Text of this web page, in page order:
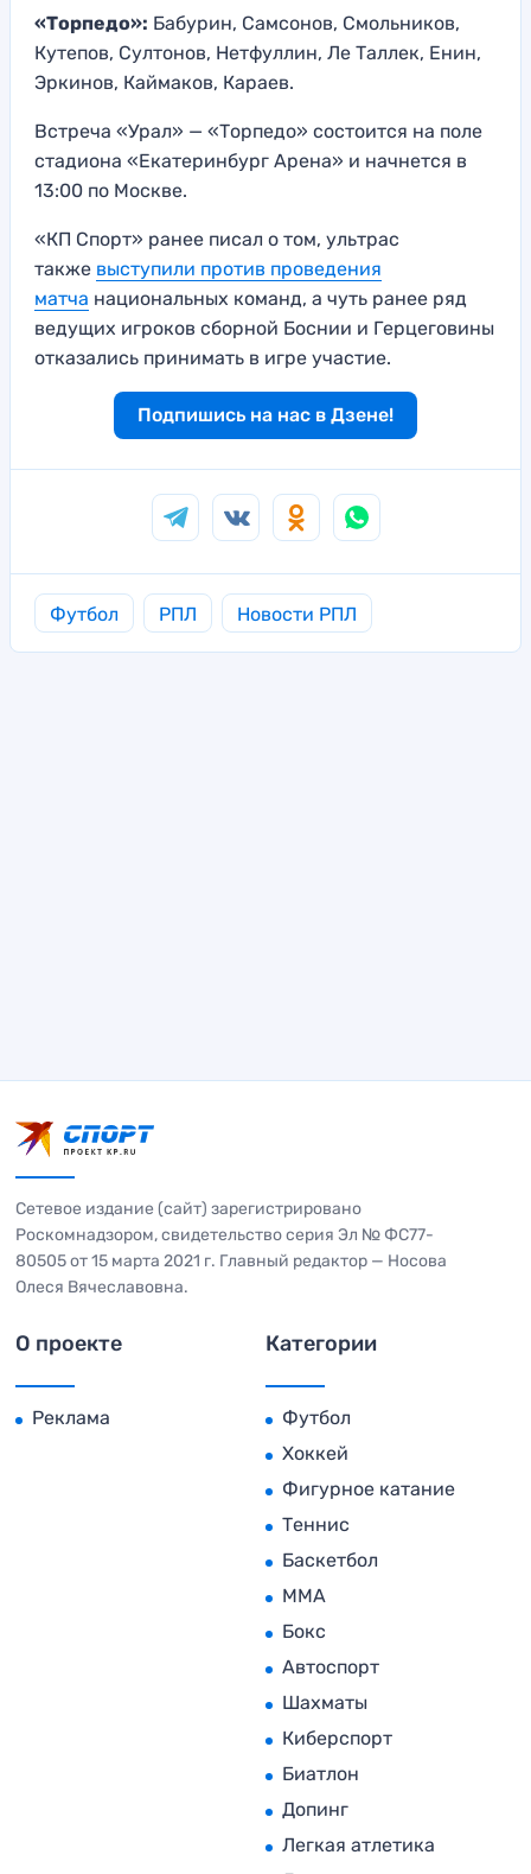
«Торпедо»: Бабурин, Самсонов, Смольников,
Кутепов, Султонов, Нетфуллин, Ле Таллек, Енин,
Эркинов, Каймаков, Караев.
Встреча «Урал» — «Торпедо» состоится на поле
стадиона «Екатеринбург Арена» и начнется в
13:00 по Москве.
«КП Спорт» ранее писал о том, ультрас
также выступили против проведения
матча национальных команд, а чуть ранее ряд
ведущих игроков сборной Боснии и Герцеговины
отказались принимать в игре участие.
Подпишись на нас в Дзене!
Футбол РПЛ Новости РПЛ
Сетевое издание (сайт) зарегистрировано
Роскомнадзором, свидетельство серия Эл № ФС77-
80505 от 15 марта 2021 г. Главный редактор — Носова
Олеся Вячеславовна.
О проекте
Реклама
Категории
Футбол
Хоккей
Фигурное катание
Теннис
Баскетбол
MMA
Бокс
Автоспорт
Шахматы
Киберспорт
Биатлон
Допинг
Легкая атлетика